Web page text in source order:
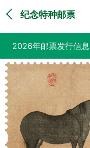
纪念特种邮票
2026年邮票发行信息
2024年邮票发行信息
2022年邮票发行信息
2020年邮票发行信息